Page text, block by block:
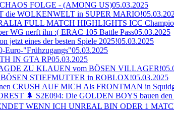
FOLGE - (AMONG US)05.03.2025
die WOLKENWELT in SUPER MARIO!
FULL MATCH HIGHLIGHTS ICC
WG nerft ihn :( ERAC 105 Battle Pass05.03.2025
jetzt eines der besten Spiele 2025!05.03.2025
Euro-"Frühzugangs"05.03.2025
IN GTA RP05.03.2025
ZU KLAUEN vom BÖSEN VILLAGER!
STIEFMUTTER in ROBLOX!05.03.2025
CRUSH AUF MICH Als FRONTMAN in
🌲 S2E094: Die GOLDEN BOYS bauen
WENN ICH UNREAL BIN ODER 1